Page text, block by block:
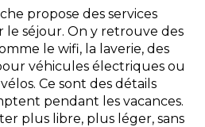
pratiques
propose des services
le séjour. On y retrouve des
le wifi, la laverie, des
véhicules électriques ou
Ce sont des détails
pendant les vacances.
plus libre, plus léger, sans